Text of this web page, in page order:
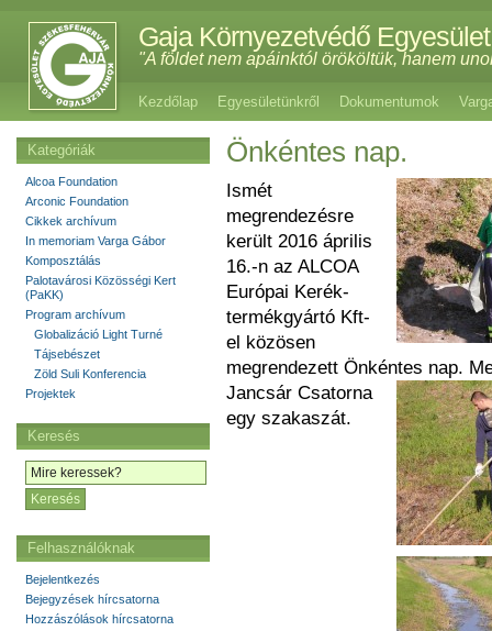
Gaja Környezetvédő Egyesület
"A földet nem apáinktól örököltük, hanem
Kezdőlap Egyesületünkről Dokumentumok
Önkéntes nap.
Ismét
megrendezésre
került 2016 április
16.-n az ALCOA
Európai Kerék-
termékgyártó Kft-
el közösen
megrendezett Önkéntes nap.
Jancsár Csatorna
egy szakaszát.
Kategóriák
Alcoa Foundation
Arconic Foundation
Cikkek archívum
In memoriam Varga Gábor
Komposztálás
Palotavárosi Közösségi Kert
(PaKK)
Program archívum
Globalizáció Light Turné
Tájsebészet
Zöld Suli Konferencia
Projektek
Keresés
Felhasználóknak
Bejelentkezés
Bejegyzések hírcsatorna
Hozzászólások hírcsatorna